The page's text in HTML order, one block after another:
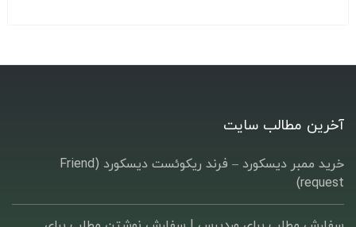
آخرین مطالب سایت
خرید ممبر دیسکورد – فرند ریکوئست دیسکورد (Friend
request)